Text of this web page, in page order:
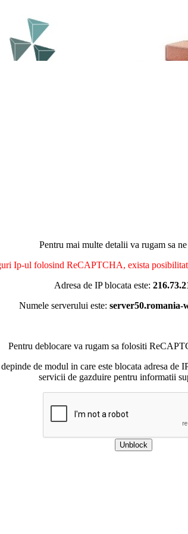
Pentru mai multe detalii va rugam sa
Ip-ul folosind ReCAPTCHA, exista
Adresa de IP blocata este:
Numele serverului este: server50.romania-
Pentru deblocare va rugam sa folositi
de modul in care este blocata adresa
servicii de gazduire pentru informatii